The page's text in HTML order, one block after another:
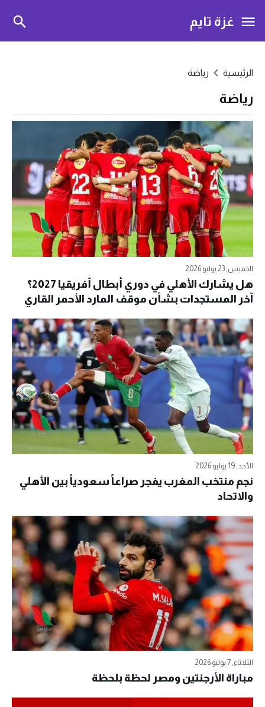
غزة تايم
الرئيسية رياضة
رياضة
الخميس, 23 يوليو 2026
هل يشارك الأهلي في دوري أبطال أفريقيا 2027؟
آخر المستجدات بشأن موقف المارد الأحمر القاري
الأحد, 19 يوليو 2026
نجم منتخب المغرب يفجر صراعاً سعودياً بين الأهلي
والاتحاد
الثلاثاء, 7 يوليو 2026
مباراة الأرجنتين ومصر لحظة بلحظة